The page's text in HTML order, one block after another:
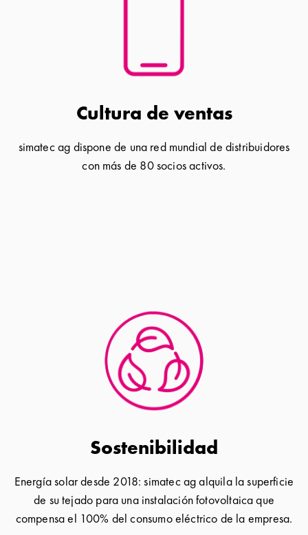
Cultura de ventas
simatec ag dispone de una red mundial de distribuidores
con más de 80 socios activos.
Sostenibilidad
Energía solar desde 2018: simatec ag alquila la superficie
de su tejado para una instalación fotovoltaica que
compensa el 100% del consumo eléctrico de la empresa.